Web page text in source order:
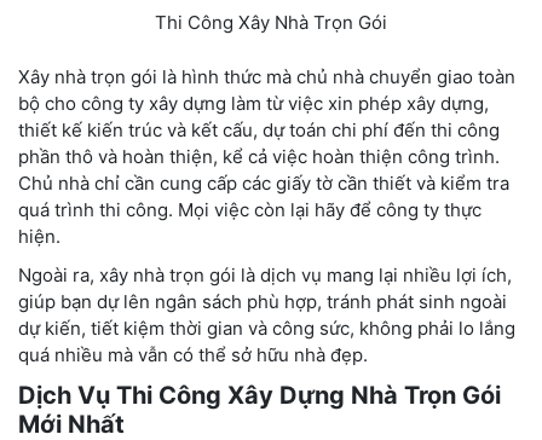
Thi Công Xây Nhà Trọn Gói
Xây nhà trọn gói là hình thức mà chủ nhà chuyển giao toàn
bộ cho công ty xây dựng làm từ việc xin phép xây dựng,
thiết kế kiến trúc và kết cấu, dự toán chi phí đến thi công
phần thô và hoàn thiện, kể cả việc hoàn thiện công trình.
Chủ nhà chỉ cần cung cấp các giấy tờ cần thiết và kiểm tra
quá trình thi công. Mọi việc còn lại hãy để công ty thực
hiện.
Ngoài ra, xây nhà trọn gói là dịch vụ mang lại nhiều lợi ích,
giúp bạn dự lên ngân sách phù hợp, tránh phát sinh ngoài
dự kiến, tiết kiệm thời gian và công sức, không phải lo lắng
quá nhiều mà vẫn có thể sở hữu nhà đẹp.
Dịch Vụ Thi Công Xây Dựng Nhà Trọn Gói
Mới Nhất